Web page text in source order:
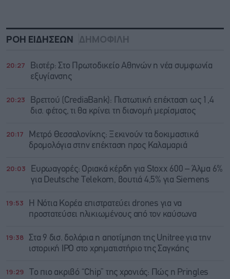
ΡΟΗ ΕΙΔΗΣΕΩΝ ΔΗΜΟΦΙΛΗ
20:27
Βιοτέρ: Στο Πρωτοδικείο Αθηνών η νέα συμφωνία
εξυγίανσης
20:23
Βρεττού (CrediaBank): Πιστωτική επέκταση ως 1,4
δισ. φέτος, τι θα κρίνει τη διανομή μερίσματος
20:17
Μετρό Θεσσαλονίκης: Ξεκινούν τα δοκιμαστικά
δρομολόγια στην επέκταση προς Καλαμαριά
20:03
Ευρωαγορές: Οριακά κέρδη για Stoxx 600 – Άλμα 6%
για Deutsche Telekom, βουτιά 4,5% για Siemens
19:53
Η Νότια Κορέα επιστρατεύει drones για να
προστατεύσει ηλικιωμένους από τον καύσωνα
19:38
Στα 9 δισ. δολάρια η αποτίμηση της Unitree για την
ιστορική IPO στο χρηματιστήριο της Σαγκάης
19:29
Το πιο ακριβό “Chip” της χρονιάς: Πώς η Pringles